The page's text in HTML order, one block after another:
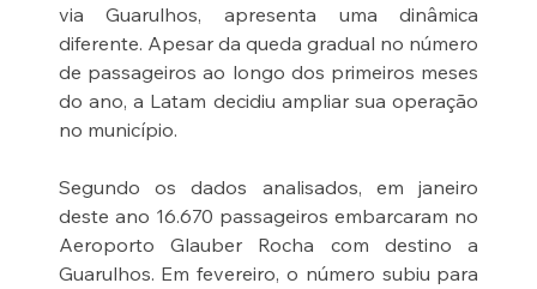
via Guarulhos, apresenta uma dinâmica
diferente. Apesar da queda gradual no número
de passageiros ao longo dos primeiros meses
do ano, a Latam decidiu ampliar sua operação
no município.
Segundo os dados analisados, em janeiro
deste ano 16.670 passageiros embarcaram no
Aeroporto Glauber Rocha com destino a
Guarulhos. Em fevereiro, o número subiu para